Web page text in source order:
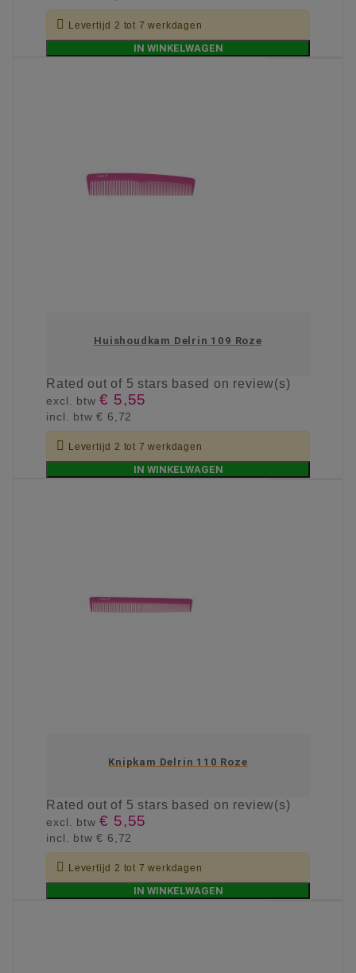
 Levertijd 2 tot 7 werkdagen
IN WINKELWAGEN
Huishoudkam Delrin 109 Roze
Ratedout of 5 stars based on review(s)
excl. btw€ 5,55
incl. btw€ 6,72
 Levertijd 2 tot 7 werkdagen
IN WINKELWAGEN
Knipkam Delrin 110 Roze
Ratedout of 5 stars based on review(s)
excl. btw€ 5,55
incl. btw€ 6,72
 Levertijd 2 tot 7 werkdagen
IN WINKELWAGEN